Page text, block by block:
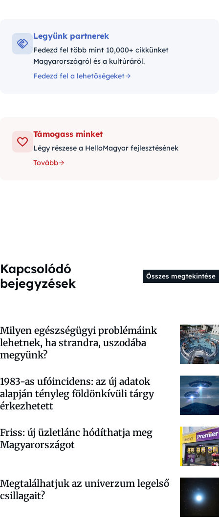
Legyünk partnerek
Fedezd fel több mint 10,000+ cikkünket
Magyarországról és a kultúráról.
Fedezd fel a lehetőségeket
Támogass minket
Légy részese a HelloMagyar fejlesztésének
Tovább
Kapcsolódó
bejegyzések
Összes megtekintése
Milyen egészségügyi problémáink
lehetnek, ha strandra, uszodába
megyünk?
1983-as ufóincidens: az új adatok
alapján tényleg földönkívüli tárgy
érkezhetett
Friss: új üzletlánc hódíthatja meg
Magyarországot
Megtalálhatjuk az univerzum legelső
csillagait?